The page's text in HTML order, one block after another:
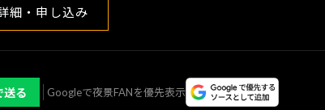
細・申し込み
送る Googleで夜景FANを優先表示